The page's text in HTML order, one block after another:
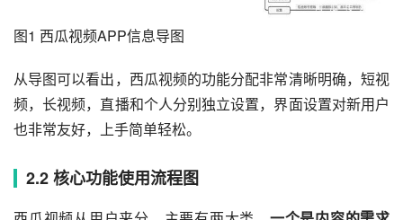
图1 西瓜视频APP信息导图
从导图可以看出，西瓜视频的功能分配非常清晰明确，短视
频，长视频，直播和个人分别独立设置，界面设置对新用户
也非常友好，上手简单轻松。
2.2 核心功能使用流程图